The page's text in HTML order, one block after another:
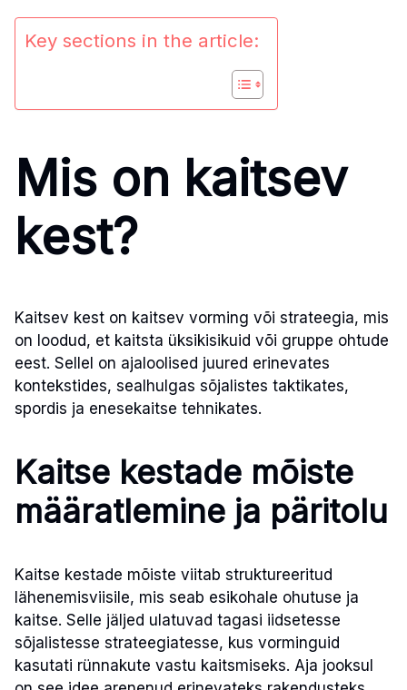
Key sections in the article:
Mis on kaitsev
kest?
Kaitsev kest on kaitsev vorming või strateegia, mis
on loodud, et kaitsta üksikisikuid või gruppe ohtude
eest. Sellel on ajaloolised juured erinevates
kontekstides, sealhulgas sõjalistes taktikates,
spordis ja enesekaitse tehnikates.
Kaitse kestade mõiste
määratlemine ja päritolu
Kaitse kestade mõiste viitab struktureeritud
lähenemisviisile, mis seab esikohale ohutuse ja
kaitse. Selle jäljed ulatuvad tagasi iidsetesse
sõjalistesse strateegiatesse, kus vorminguid
kasutati rünnakute vastu kaitsmiseks. Aja jooksul